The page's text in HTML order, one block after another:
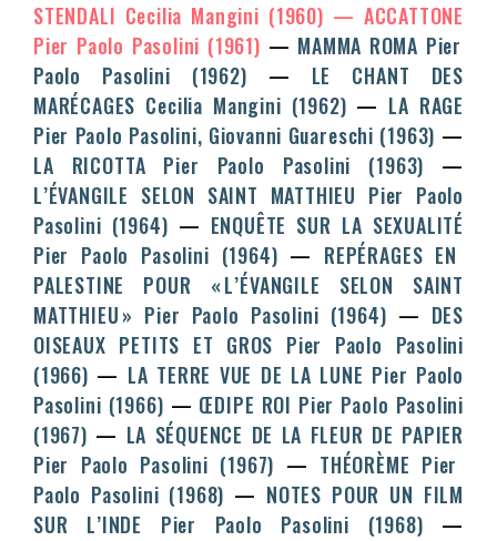
STENDALI Cecilia Mangini (1960)
ACCATTONE
Pier Paolo Pasolini (1961) MAMMA ROMA Pier
Paolo Pasolini (1962)
LE CHANT DES
MARÉCAGES Cecilia Mangini (1962)
LA RAGE
Pier Paolo Pasolini, Giovanni Guareschi (1963)
LA RICOTTA Pier Paolo Pasolini (1963)
L’ÉVANGILE SELON SAINT MATTHIEU Pier Paolo
Pasolini (1964)
ENQUÊTE SUR LA SEXUALITÉ
Pier Paolo Pasolini (1964)
REPÉRAGES EN
PALESTINE POUR « L’ÉVANGILE SELON SAINT
MATTHIEU » Pier Paolo Pasolini (1964)
DES
OISEAUX PETITS ET GROS Pier Paolo Pasolini
(1966)
LA TERRE VUE DE LA LUNE Pier Paolo
Pasolini (1966) ŒDIPE ROI Pier Paolo Pasolini
(1967)
LA SÉQUENCE DE LA FLEUR DE PAPIER
Pier Paolo Pasolini (1967) THÉORÈME Pier
Paolo Pasolini (1968)
NOTES POUR UN FILM
SUR L’INDE Pier Paolo Pasolini (1968)